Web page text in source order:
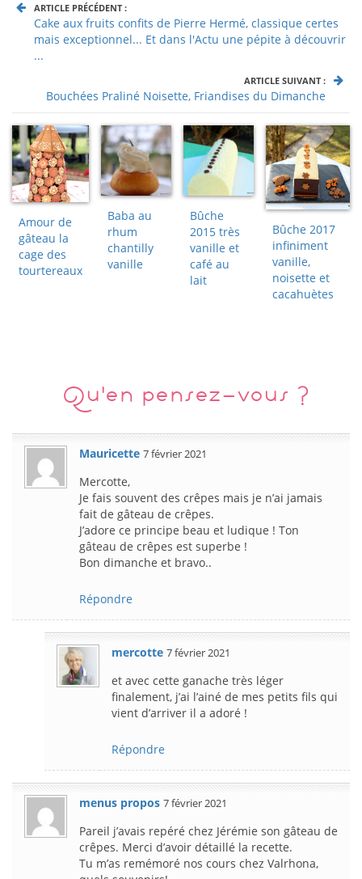
ARTICLE PRÉCÉDENT :
Cake aux fruits confits de Pierre Hermé, classique certes
mais exceptionnel... Et dans l'Actu une pépite à découvrir
...
ARTICLE SUIVANT :
Bouchées Praliné Noisette, Friandises du Dimanche
Amour de
gâteau la
cage des
tourtereaux
Baba au
rhum
chantilly
vanille
Bûche
2015 très
vanille et
café au
lait
Bûche 2017
infiniment
vanille,
noisette et
cacahuètes
Qu'en pensez-vous ?
Mauricette 7 février 2021
Mercotte,
Je fais souvent des crêpes mais je n’ai jamais
fait de gâteau de crêpes.
J’adore ce principe beau et ludique ! Ton
gâteau de crêpes est superbe !
Bon dimanche et bravo..
Répondre
mercotte 7 février 2021
et avec cette ganache très léger
finalement, j’ai l’ainé de mes petits fils qui
vient d’arriver il a adoré !
Répondre
menus propos 7 février 2021
Pareil j’avais repéré chez Jérémie son gâteau de
crêpes. Merci d’avoir détaillé la recette.
Tu m’as remémoré nos cours chez Valrhona,